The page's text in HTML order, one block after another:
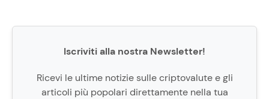
Iscriviti alla nostra Newsletter!
Ricevi le ultime notizie sulle criptovalute e gli
articoli più popolari direttamente nella tua